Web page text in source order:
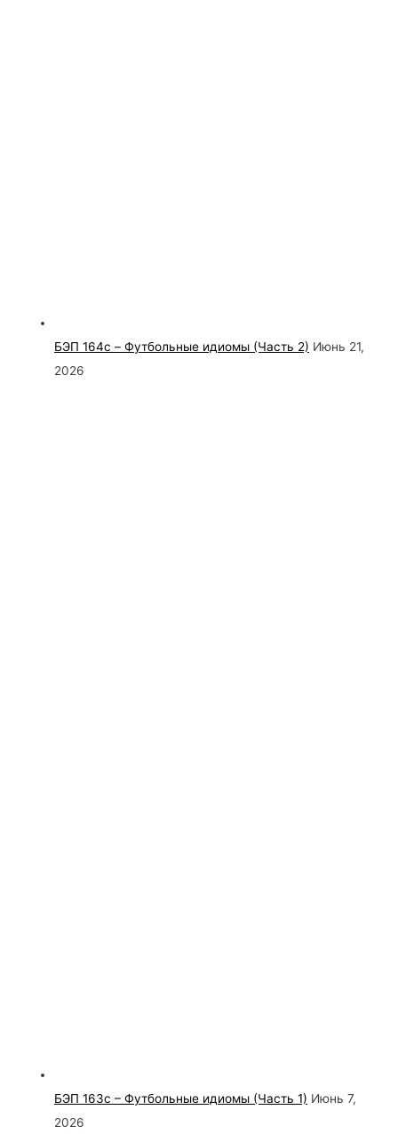
БЭП 164c – Футбольные идиомы (Часть 2) Июнь 21,
2026
БЭП 163с – Футбольные идиомы (Часть 1) Июнь 7,
2026